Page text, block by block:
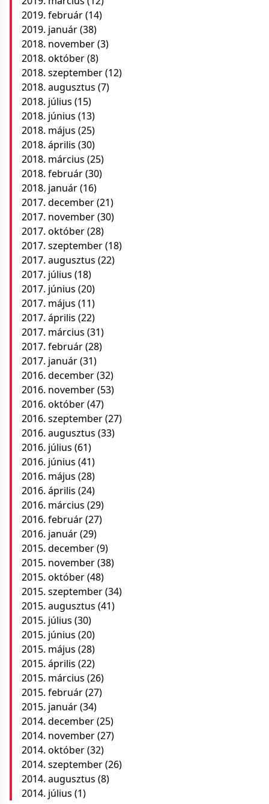
2019. február(14)
2019. január(38)
2018. november(3)
2018. október(8)
2018. szeptember(12)
2018. augusztus (7)
2018. július (15)
2018. június (13)
2018. május (25)
2018. április (30)
2018. március (25)
2018. február(30)
2018. január(16)
2017. december(21)
2017. november(30)
2017. október(28)
2017. szeptember(18)
2017. augusztus (22)
2017. július (18)
2017. június (20)
2017. május (11)
2017. április (22)
2017. március (31)
2017. február(28)
2017. január(31)
2016. december(32)
2016. november(53)
2016. október(47)
2016. szeptember(27)
2016. augusztus (33)
2016. július (61)
2016. június (41)
2016. május (28)
2016. április (24)
2016. március (29)
2016. február(27)
2016. január(29)
2015. december(9)
2015. november(38)
2015. október(48)
2015. szeptember(34)
2015. augusztus (41)
2015. július (30)
2015. június (20)
2015. május (28)
2015. április (22)
2015. március (26)
2015. február(27)
2015. január(34)
2014. december(25)
2014. november(27)
2014. október(32)
2014. szeptember(26)
2014. augusztus (8)
2014. július (1)